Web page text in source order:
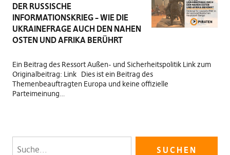
DER RUSSISCHE
INFORMATIONSKRIEG – WIE DIE
UKRAINEFRAGE AUCH DEN NAHEN
OSTEN UND AFRIKA BERÜHRT
Ein Beitrag des Ressort Außen- und Sicherheitspolitik Link zum
Originalbeitrag: Link Dies ist ein Beitrag des
Themenbeauftragten Europa und keine offizielle
Parteimeinung…